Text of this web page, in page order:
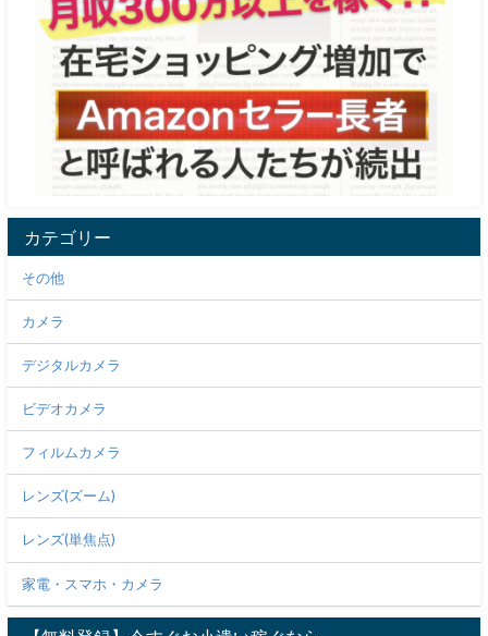
カテゴリー
その他
カメラ
デジタルカメラ
ビデオカメラ
フィルムカメラ
レンズ(ズーム)
レンズ(単焦点)
家電・スマホ・カメラ